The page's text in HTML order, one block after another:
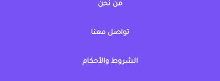
من نحن
تواصل معنا
الشروط والأحكام